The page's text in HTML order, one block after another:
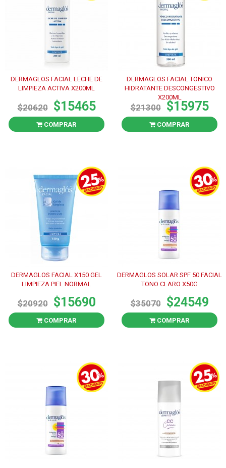
DERMAGLOS FACIAL LECHE DE
LIMPIEZA ACTIVA X200ML
$20620 $15465
COMPRAR
DERMAGLOS FACIAL TONICO
HIDRATANTE DESCONGESTIVO
X200ML
$21300 $15975
COMPRAR
DERMAGLOS FACIAL X150 GEL
LIMPIEZA PIEL NORMAL
$20920 $15690
COMPRAR
DERMAGLOS SOLAR SPF 50 FACIAL
TONO CLARO X50G
$35070 $24549
COMPRAR